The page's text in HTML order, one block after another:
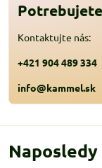
Kontaktujte nás:
+421 904 489 334
info@kammel.sk